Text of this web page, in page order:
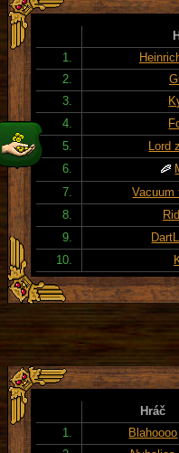
1.
2.
3.
4.
5.
Lord
6.
7.
Vacuum
8.
9.
10.
Hráč
1.
Blahoooo